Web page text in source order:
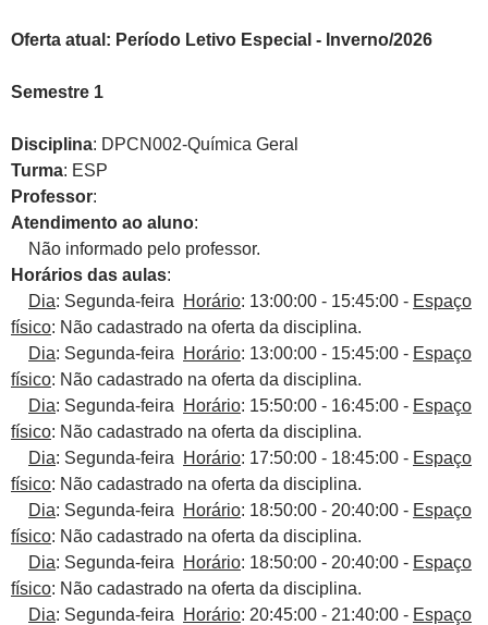
Oferta atual: Período Letivo Especial - Inverno/2026
Semestre 1
Disciplina: DPCN002-Química Geral
Turma: ESP
Professor:
Atendimento ao aluno:
Não informado pelo professor.
Horários das aulas:
Dia: Segunda-feira Horário: 13:00:00 - 15:45:00 - Espaço
físico: Não cadastrado na oferta da disciplina.
Dia: Segunda-feira Horário: 13:00:00 - 15:45:00 - Espaço
físico: Não cadastrado na oferta da disciplina.
Dia: Segunda-feira Horário: 15:50:00 - 16:45:00 - Espaço
físico: Não cadastrado na oferta da disciplina.
Dia: Segunda-feira Horário: 17:50:00 - 18:45:00 - Espaço
físico: Não cadastrado na oferta da disciplina.
Dia: Segunda-feira Horário: 18:50:00 - 20:40:00 - Espaço
físico: Não cadastrado na oferta da disciplina.
Dia: Segunda-feira Horário: 18:50:00 - 20:40:00 - Espaço
físico: Não cadastrado na oferta da disciplina.
Dia: Segunda-feira Horário: 20:45:00 - 21:40:00 - Espaço